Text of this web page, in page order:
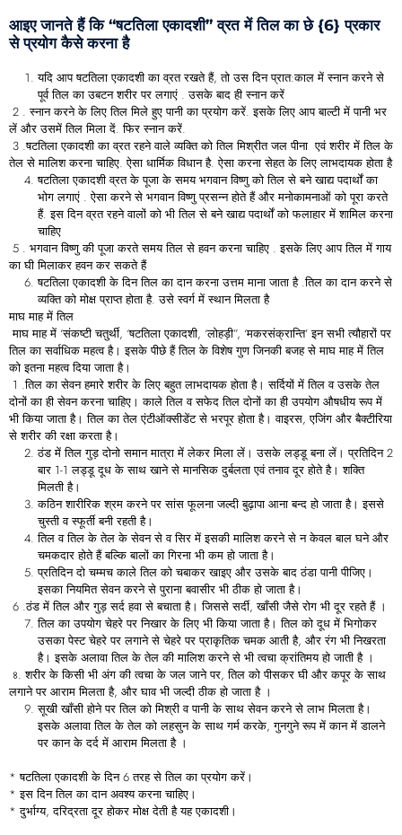
आइए जानते हैं कि “षटतिला एकादशी” व्रत में तिल का छे {6} प्रकार
से प्रयोग कैसे करना है
यदि आप षटतिला एकादशी का व्रत रखते हैं, तो उस दिन प्रात:काल में स्नान करने से
पूर्व तिल का उबटन शरीर पर लगाएं . उसके बाद ही स्नान करें
2 . स्नान करने के लिए तिल मिले हुए पानी का प्रयोग करें. इसके लिए आप बाल्टी में पानी भर
लें और उसमें तिल मिला दें. फिर स्नान करें.
3 .षटतिला एकादशी का व्रत रहने वाले व्यक्ति को तिल मिश्रीत जल पीना एवं शरीर में तिल के
तेल से मालिश करना चाहिए. ऐसा धार्मिक विधान है. ऐसा करना सेहत के लिए लाभदायक होता है
षटतिला एकादशी व्रत के पूजा के समय भगवान विष्णु को तिल से बने खाद्य पदार्थों का
भोग लगाएं . ऐसा करने से भगवान विष्णु प्रसन्न होते हैं और मनोकामनाओं को पूरा करते
हैं. इस दिन व्रत रहने वालों को भी तिल से बने खाद्य पदार्थों को फलाहार में शामिल करना
चाहिए
5 . भगवान विष्णु की पूजा करते समय तिल से हवन करना चाहिए . इसके लिए आप ​तिल में गाय
का घी मिलाकर हवन कर सकते हैं
षटतिला एकादशी के दिन तिल का दान करना उत्तम माना जाता है .तिल का दान करने से
व्यक्ति को मोक्ष प्राप्त होता है. उसे स्वर्ग में स्थान मिलता है
माघ माह में तिल
माघ माह में ‘संकष्टी चतुर्थी, ‘षटतिला एकादशी, ‘लोहड़ी”, ‘मकरसंक्रान्ति’ इन सभी त्यौहारों पर
तिल का सर्वाधिक महत्व है। इसके पीछे हैं तिल के विशेष गुण जिनकी बजह से माघ माह में तिल
को इतना महत्व दिया जाता है।
1 .तिल का सेवन हमारे शरीर के लिए बहुत लाभदायक होता है। सर्दियों में तिल व उसके तेल
दोनों का ही सेवन करना चाहिए। काले तिल व सफेद तिल दोनों का ही उपयोग औषधीय रूप में
भी किया जाता है। तिल का तेल एंटीऑक्सीडेंट से भरपूर होता है। वाइरस, एजिंग और बैक्टीरिया
से शरीर की रक्षा करता है।
ठंड में तिल गुड़ दोनो समान मात्रा में लेकर मिला लें। उसके लड्डू बना लें। प्रतिदिन 2
बार 1-1 लड्डू दूध के साथ खाने से मानसिक दुर्बलता एवं तनाव दूर होते है। शक्ति
मिलती है।
कठिन शारीरिक श्रम करने पर सांस फूलना जल्दी बुढ़ापा आना बन्द हो जाता है। इससे
चुस्ती व स्फूर्ती बनी रहती है।
तिल व तिल के तेल के सेवन से व सिर में इसकी मालिश करने से न केवल बाल घने और
चमकदार होते हैं बल्कि बालों का गिरना भी कम हो जाता है।
प्रतिदिन दो चम्मच काले तिल को चबाकर खाइए और उसके बाद ठंडा पानी पीजिए।
इसका नियमित सेवन करने से पुराना बवासीर भी ठीक हो जाता है।
6 .ठंड में तिल और गुड़ सर्द हवा से बचाता है। जिससे सर्दी, खाँसी जैसे रोग भी दूर रहते हैं ।
तिल का उपयोग चेहरे पर निखार के लिए भी किया जाता है। तिल को दूध में भिगोकर
उसका पेस्ट चेहरे पर लगाने से चेहरे पर प्राकृतिक चमक आती है, और रंग भी निखरता
है। इसके अलावा तिल के तेल की मालिश करने से भी त्वचा क्रांतिमय हो जाती है ।
৪. शरीर के किसी भी अंग की त्वचा के जल जाने पर, तिल को पीसकर घी और कपूर के साथ
लगाने पर आराम मिलता है, और घाव भी जल्दी ठीक हो जाता है ।
सूखी खाँसी होने पर तिल को मिश्री व पानी के साथ सेवन करने से लाभ मिलता है।
इसके अलावा तिल के तेल को लहसुन के साथ गर्म करके, गुनगुने रूप में कान में डालने
पर कान के दर्द में आराम मिलता है ।
* षटतिला एकादशी के दिन 6 तरह से तिल का प्रयोग करें।
* इस दिन तिल का दान अवश्‍य करना चाहिए।
* दुर्भाग्य, दरिद्रता दूर होकर मोक्ष देती है यह एकादशी।